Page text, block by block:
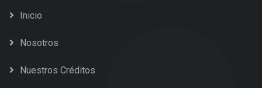
Inicio
Nosotros
Nuestros Créditos